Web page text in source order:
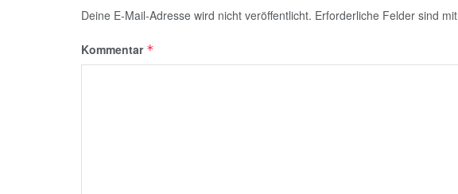
Deine E-Mail-Adresse wird nicht veröffentlicht. Erforderliche Felder sind mit
Kommentar *